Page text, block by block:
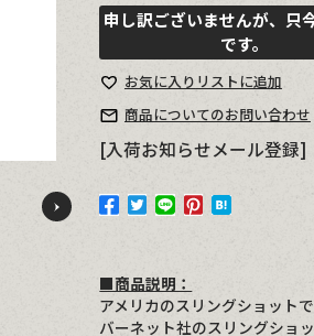
Previous
申し訳ございませんが、只
です。
お気に入り リストに追加
商品についてのお問い合わせ
[入荷お知らせメール登録]
■商品説明：
アメリカのスリングショット
バーネット社のスリングショ